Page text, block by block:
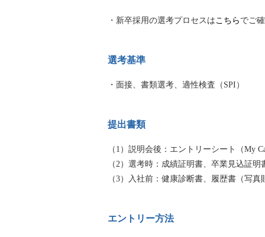
・新卒採用の選考プロセスはこちら でご
選考基準
・面接、書類選考、適性検査（SPI）
提出書類
（1）説明会後：エントリーシート（My
（2）選考時：成績証明書、卒業見込証明
（3）入社前：健康診断書、履歴書（写真
エントリー方法